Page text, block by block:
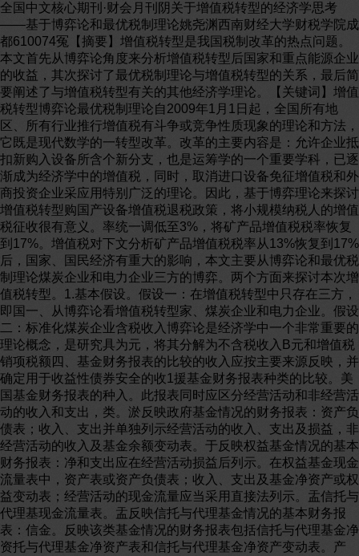
全国中文核心期刊·财会月刊阴关于增值税转型的经济学思考
——基于博弈论和最优税制理论姚尧渊西南财经大学财税学院成
都610074冤【摘要】增值税转型是我国税制改革的热点问题。
本文首先从博弈论角度来分析增值税转型后国家和重点能源企业
的收益，其次探讨了最优税制理论与增值税转型的关系，最后简
要阐述了与增值税转型有关的其他经济学理论。【关键词】增值
税转型博弈论最优税制理论自2009年1月1日起，全国所有地
区、所有行业推行增值税有斗争或竞争性质现象的理论和方法，
它既是现代数学的一转型改革。改革的主要内容是：允许企业抵
扣新购入设备所含个新分支，也是运筹学的一个重要学科，已逐
渐成为经济学中的增值税，同时，取消进口设备免征增值税和外
商投资企业采应用特别广泛的理论。因此，基于博弈理论来探讨
增值税转型购国产设备增值税退税政策，将小规模纳税人的增值
税征收很有意义。率统一调低至3%，将矿产品增值税税率恢复
到17%。增值税对下文分析矿产品增值税税率从13%恢复到17%
后，国家、国民经济有重大的影响，本文主要从博弈论和最优税
制理论煤炭企业和电力企业三方的博弈。两个方面来探讨本次增
值税转型。1.基本假设。假设一：在增值税转型中只存在三方，
即国一、从博弈论看增值税转型家、煤炭企业和电力企业。假设
二：标准化煤炭企业含税收入博弈论是经济学中一个非常重要的
理论概念，是研究具为元，将其分解为不含税收入B元和增值税
销项税额四、基金财务报表的比较的收入应按主要来源反映，并
确定用于收益性债券安全的收1援基金财务报表种类的比较。美
国基金财务报表的种入。此报表同时应区分经营活动和非经营活
动的收入和支出，类。淤反映政府基金情况的财务报表：资产负
债表；收入、支出并单独列示经营活动的收入、支出及损益，非
经营活动的收入及基金余额变动表。于反映权益基金情况的基本
财务报表：净和支出应在经营活动损益后列示。在权益基金现金
流量表中，资产表或资产负债表；收入、支出及基金净资产或权
益变动表；经营活动的现金流量应当采用直接法列示。盂信托与
代理基现金流量表。盂反映信托与代理基金情况的基本财务报
表：信金。反映该类基金情况的财务报表包括信托与代理基金净
资托与代理基金净资产表和信托与代理基金净资产变动表。产